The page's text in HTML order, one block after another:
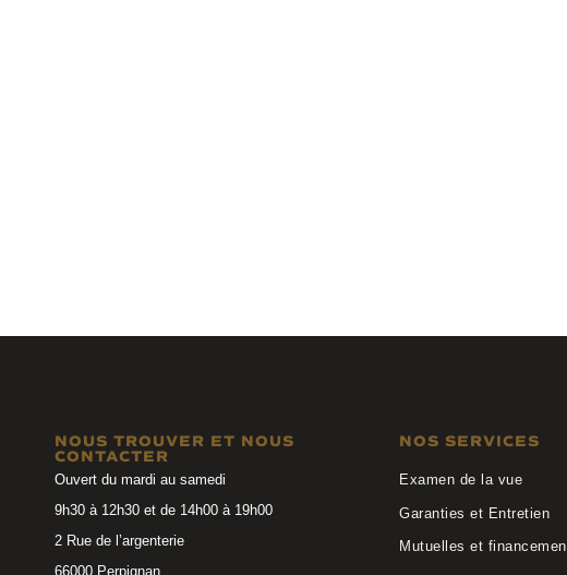
NOUS TROUVER ET NOUS
CONTACTER
Ouvert du mardi au samedi
9h30 à 12h30 et de 14h00 à 19h00
2 Rue de l’argenterie
66000 Perpignan
NOS SERVICES
Examen de la vue
Garanties et Entretien
Mutuelles et